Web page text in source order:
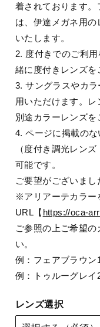
着されております
は、伊達メガネ用
いたします。
2. 度付きでのご利
緒に度付きレンズを
3. サングラスやカ
用いただけます。レ
別途カラーレンズを
4. ページに掲載の
（度付き調光レン
可能です。
ご要望がございまし
※アリアーテカラー
URL【 https://oca-
ご参照の上ご希望
い。
例：フェアブラウン
例：トゥルーグレイ
レンズ選択